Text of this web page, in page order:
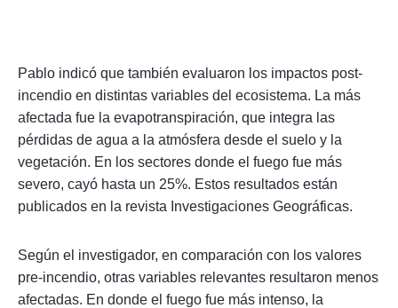
Pablo indicó que también evaluaron los impactos post-
incendio en distintas variables del ecosistema. La más
afectada fue la evapotranspiración, que integra las
pérdidas de agua a la atmósfera desde el suelo y la
vegetación. En los sectores donde el fuego fue más
severo, cayó hasta un 25%. Estos resultados están
publicados en la revista Investigaciones Geográficas.
Según el investigador, en comparación con los valores
pre-incendio, otras variables relevantes resultaron menos
afectadas. En donde el fuego fue más intenso, la